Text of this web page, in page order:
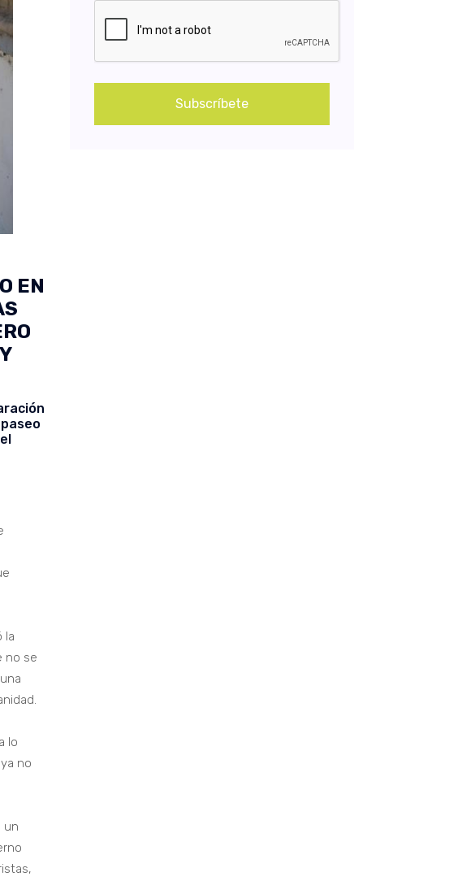
EN
la
no se
lo
no
un
Subscríbete